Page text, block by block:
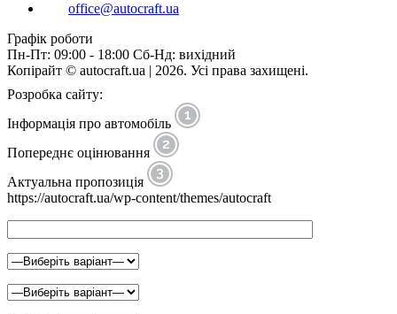
office@autocraft.ua
Графік роботи
Пн-Пт: 09:00 - 18:00 Сб-Нд: вихідний
Копірайт © autocraft.ua | 2026. Усі права захищені.
Розробка сайту:
Інформація про автомобіль
Попереднє оцінювання
Актуальна пропозиція
https://autocraft.ua/wp-content/themes/autocraft